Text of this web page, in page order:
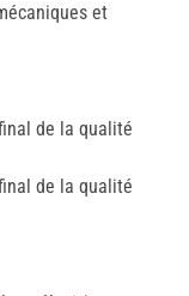
et
de la qualité
de la qualité